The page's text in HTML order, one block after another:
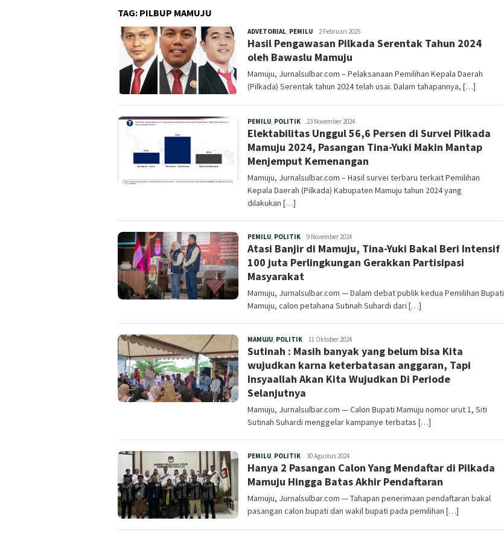
TAG: PILBUP MAMUJU
ADVETORIAL, PEMILURedaksi
2 Februari 2025
Hasil Pengawasan Pilkada Serentak Tahun 2024
oleh Bawaslu Mamuju
Mamuju, Jurnalsulbar.com – Pelaksanaan Pemilihan Kepala Daerah
(Pilkada) Serentak tahun 2024 telah usai. Dalam tahapannya, […]
PEMILU, POLITIKRedaksi
23 November 2024
Elektabilitas Unggul 56,6 Persen di Survei Pilkada
Mamuju 2024, Pasangan Tina-Yuki Makin Mantap
Menjemput Kemenangan
Mamuju, Jurnalsulbar.com – Hasil survei terbaru terkait Pemilihan
Kepala Daerah (Pilkada) Kabupaten Mamuju tahun 2024 yang
dilakukan […]
PEMILU, POLITIKRedaksi
9 November 2024
Atasi Banjir di Mamuju, Tina-Yuki Bakal Beri Intensif
100 juta Perlingkungan Gerakkan Partisipasi
Masyarakat
Mamuju, Jurnalsulbar.com — Dalam debat publik kedua Pemilihan Bupati
Mamuju, calon petahana Sutinah Suhardi dari […]
MAMUJU, POLITIKRedaksi
11 Oktober 2024
Sutinah : Masih banyak yang belum bisa Kita
wujudkan karna keterbatasan anggaran, Tapi
Insyaallah Akan Kita Wujudkan Di Periode
Selanjutnya
Mamuju, Jurnalsulbar.com — Calon Bupati Mamuju nomor urut 1, Siti
Sutinah Suhardi menggelar kampanye terbatas […]
PEMILU, POLITIKRedaksi
30 Agustus 2024
Hanya 2 Pasangan Calon Yang Mendaftar di Pilkada
Mamuju Hingga Batas Akhir Pendaftaran
Mamuju, Jurnalsulbar.com — Tahapan penerimaan pendaftaran bakal
pasangan calon bupati dan wakil bupati pada pemilihan […]